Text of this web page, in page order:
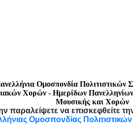
Ομοσπονδία Πολιτιστικών
Χορών - Ημερίδων
Μουσικής και Χορών
παραλείψετε να επισκεφθείτε
Ομοσπονδίας